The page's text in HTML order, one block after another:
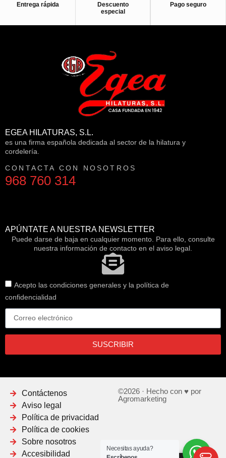
Entrega rápida
Descuento
especial
Pago seguro
EGEA HILATURAS, S.L.
es una firma española dedicada al sector de la hilatura y
cordelería.
CONTACTA CON NOSOTROS
968 760 314
APÚNTATE A NUESTRA NEWSLETTER
Puede darse de baja en cualquier momento. Para ello, consulte
nuestra información de contacto en el aviso legal.
Acepto las condiciones generales y la política de
confidencialidad
SUSCRIBIR
Contáctenos
Aviso legal
Política de privacidad
Política de cookies
Sobre nosotros
Accesibilidad
©2026 · Hecho con ♥ por
Agromarketing
Necesitas ayuda?